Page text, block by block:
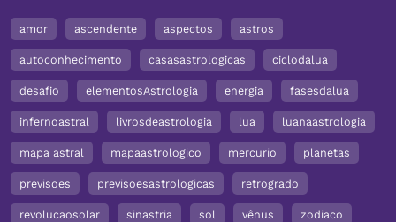
amor ascendente aspectos astros
autoconhecimento casasastrologicas ciclodalua
desafio elementosAstrologia energia fasesdalua
infernoastral livrosdeastrologia lua luanaastrologia
mapa astral mapaastrologico mercurio planetas
previsoes previsoesastrologicas retrogrado
revolucaosolar sinastria sol vênus zodiaco